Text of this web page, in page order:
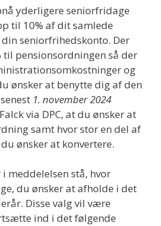
yderligere seniorfridage
til 10% af dit samlede
seniorfrihedskonto. Der
til pensionsordningen så der
og
ønsker at benytte dig af den
1. november 2024
via DPC, at du ønsker at
samt hvor stor en del af
ønsker at konvertere.
meddelelsen stå, hvor
du ønsker at afholde i det
Disse valg vil være
ind i det følgende